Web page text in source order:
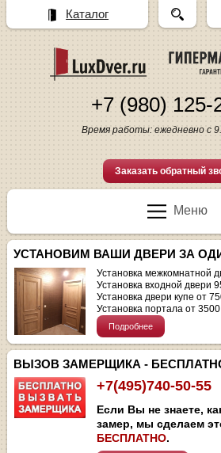
+7 (980) 125-
Время работы: ежедневно с
Заказать обратный
Меню
УСТАНОВИМ ВАШИ ДВЕРИ ЗА
Установка межкомнатной
Установка входной двери
Установка двери купе от
Установка портала от 3500
Подробнее
ВЫЗОВ ЗАМЕРЩИКА -
+7(495)740-50-55
Если Вы не знаете,
замер, мы сделаем
БЕСПЛАТНО.
Каталог